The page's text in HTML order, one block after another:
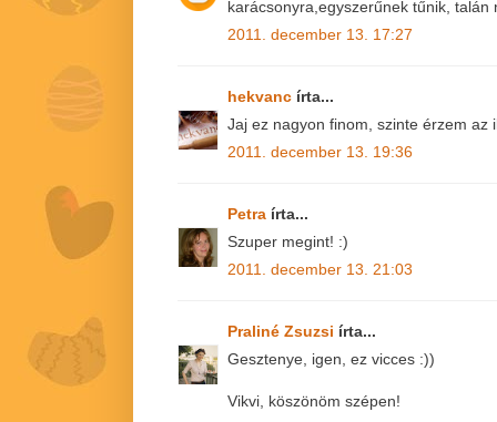
karácsonyra,egyszerűnek tűnik,
2011. december 13. 17:27
hekvanc írta...
Jaj ez nagyon finom, szinte érzem az
2011. december 13. 19:36
Petra írta...
Szuper megint! :)
2011. december 13. 21:03
Praliné Zsuzsi írta...
Gesztenye, igen, ez vicces :))
Vikvi, köszönöm szépen!